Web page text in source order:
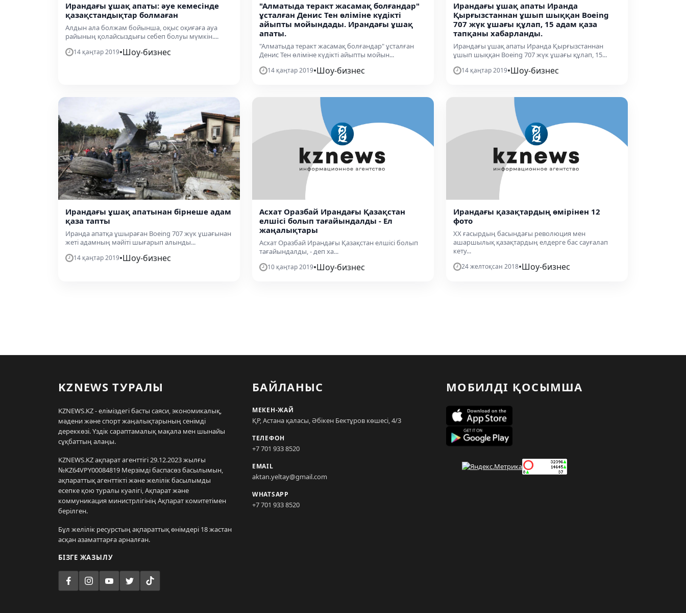
Ирандағы ұшақ апаты: әуе кемесінде
қазақстандықтар болмаған
Алдын ала болжам бойынша, оқыс оқиғаға ауа
райының қолайсыздығы себеп болуы мүмкін....
14 қаңтар 2019•Шоу-бизнес
"Алматыда теракт жасамақ болғандар"
ұсталған Денис Тен өліміне күдікті
айыпты мойындады. Ирандағы ұшақ
апаты.
"Алматыда теракт жасамақ болғандар" ұсталған
Денис Тен өліміне күдікті айыпты мойын...
14 қаңтар 2019•Шоу-бизнес
Ирандағы ұшақ апаты Иранда
Қырғызстаннан ұшып шыққан Boeing
707 жүк ұшағы құлап, 15 адам қаза
тапқаны хабарланды.
Ирандағы ұшақ апаты Иранда Қырғызстаннан
ұшып шыққан Boeing 707 жүк ұшағы құлап, 15...
14 қаңтар 2019•Шоу-бизнес
Ирандағы ұшақ апатынан бірнеше адам
қаза тапты
Иранда апатқа ұшыраған Boeing 707 жүк ұшағынан
жеті адамның мәйіті шығарып алынды...
14 қаңтар 2019•Шоу-бизнес
Асхат Оразбай Ирандағы Қазақстан
елшісі болып тағайындалды - Ел
жаңалықтары
Асхат Оразбай Ирандағы Қазақстан елшісі болып
тағайындалды, - деп ха...
10 қаңтар 2019•Шоу-бизнес
Ирандағы қазақтардың өмірінен 12
фото
XX ғасырдың басындағы революция мен
ашаршылық қазақтардың елдерге бас сауғалап
кету...
24 желтоқсан 2018•Шоу-бизнес
KZNEWS ТУРАЛЫ
KZNEWS.KZ - еліміздегі басты саяси, экономикалық,
мәдени және спорт жаңалықтарының сенімді
дереккөзі. Үздік сараптамалық мақала мен шынайы
сұқбаттың алаңы.
KZNEWS.KZ ақпарат агенттігі 29.12.2023 жылғы
№KZ64VPY00084819 Мерзімді баспасөз басылымын,
ақпараттық агенттікті және желілік басылымды
есепке қою туралы куәлігі, Ақпарат және
коммуникация министрлігінің Ақпарат комитетімен
берілген.
Бұл желілік ресурстың ақпараттық өнімдері 18 жастан
асқан азаматтарға арналған.
БІЗГЕ ЖАЗЫЛУ
БАЙЛАНЫС
МЕКЕН-ЖАЙ
ҚР, Астана қаласы, Әбікен Бектұров көшесі, 4/3
ТЕЛЕФОН
+7 701 933 8520
EMAIL
aktan.yeltay@gmail.com
WHATSAPP
+7 701 933 8520
МОБИЛДІ ҚОСЫМША